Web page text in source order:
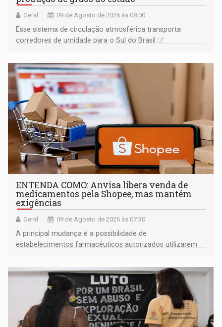
Geral 09 de Agosto de 2026 às 08:00
Esse sistema de circulação atmosférica transporta
corredores de umidade para o Sul do Brasil
ENTENDA COMO: Anvisa libera venda de
medicamentos pela Shopee, mas mantém
exigências
Geral 09 de Agosto de 2026 às 07:30
A principal mudança é a possibilidade de
estabelecimentos farmacêuticos autorizados utilizarem